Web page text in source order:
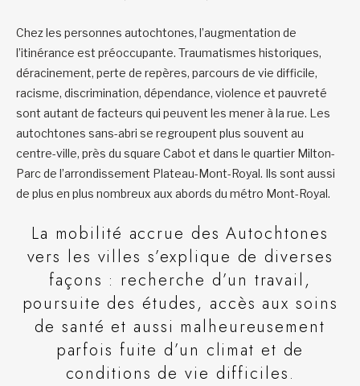
Chez les personnes autochtones, l’augmentation de
l’itinérance est préoccupante. Traumatismes historiques,
déracinement, perte de repères, parcours de vie difficile,
racisme, discrimination, dépendance, violence et pauvreté
sont autant de facteurs qui peuvent les mener à la rue. Les
autochtones sans-abri se regroupent plus souvent au
centre-ville, près du square Cabot et dans le quartier Milton-
Parc de l’arrondissement Plateau-Mont-Royal. Ils sont aussi
de plus en plus nombreux aux abords du métro Mont-Royal.
La mobilité accrue des Autochtones
vers les villes s’explique de diverses
façons : recherche d’un travail,
poursuite des études, accès aux soins
de santé et aussi malheureusement
parfois fuite d’un climat et de
conditions de vie difficiles.